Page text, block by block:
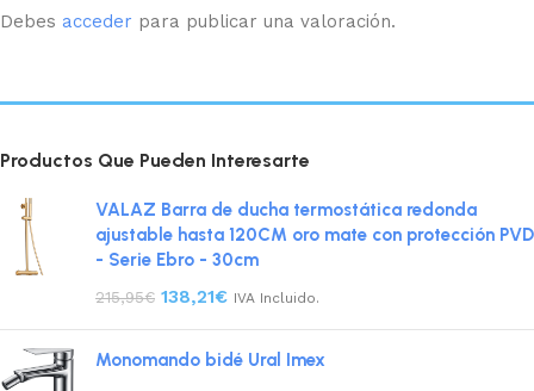
Debes acceder para publicar una valoración.
Productos Que Pueden Interesarte
VALAZ Barra de ducha termostática redonda
ajustable hasta 120CM oro mate con protección PVD
- Serie Ebro - 30cm
215,95€ 138,21€ IVA Incluido.
Monomando bidé Ural Imex